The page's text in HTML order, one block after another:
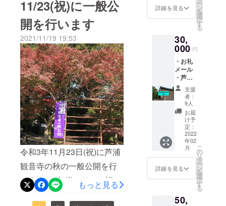
をいただいた皆様には、深
く感謝しております。あり
がとうございます。ただ、
全体目標１，４００万円に
は程遠い状況でもあり、安
心はできません。残り２８
日間、お金だけでなく、芦
浦観音寺の魅力も含めて、
引き続き広報等に尽力いた
します。よろしくお願いい
たします。
11/23(祝)に一般公
開を行います
2021/11/19 19:53
令和3年11月23日(祝)に芦浦
観音寺の秋の一般公開を行
います。1年半ぶりに、皆さ
まに芦浦観音寺をご覧いた
もっと見る
更はあ
任せ下
さい。
載する
ご希望
入して
くださ
い。記
載不要
の場合
は”記載
不要”と
記入し
てくだ
さ
い。）
・ポス
トカー
ド3枚 ※
デザイ
ンの変
更はあ
任せ下
詳細を見る ー
ン
を
選
択
す
る
30,
000 円
・お礼
メール
・芦浦
観音寺
ホーム
ページ
にお名
前記載
（※ご支
援時
に、必
ず備考
欄に記
載する
ご希望
入して
支援
者：
9人
お届
け予
定：
2022
年02
月
詳細を見る
こ
の
リ
タ
ー
ン
を
選
択
す
る
50,